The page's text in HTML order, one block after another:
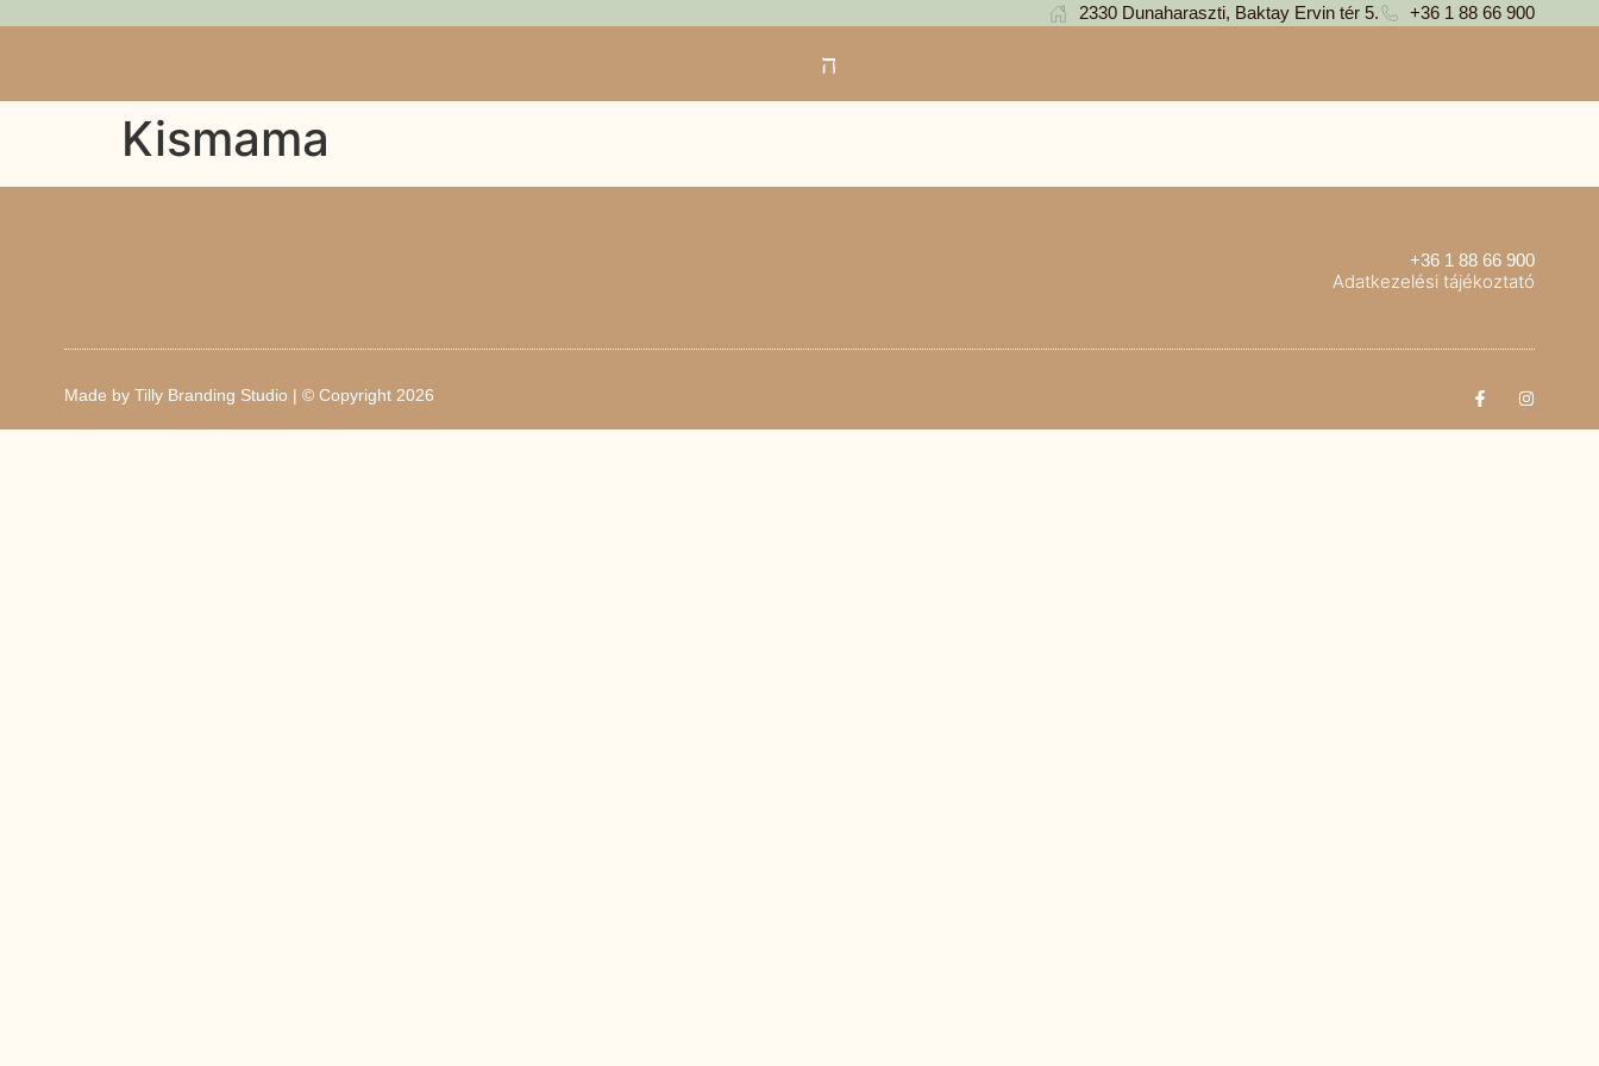
2330 Dunaharaszti, Baktay Ervin tér 5. +36 1 88 66 900
Kismama
+36 1 88 66 900
Adatkezelési tájékoztató
Made by Tilly Branding Studio | © Copyright 2026